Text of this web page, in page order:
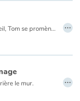
Dans son pays grillé par le soleil, Tom se promène au bord de la rivière, lorsqu’il découvre un œuf à ses pieds. À quel animal peut-il appartenir ? Tom se met à la recherche de la maman de cet œuf perdu, cela ne sera pas sans mésaventures. S’ensuit une longue promenade à la découverte des animaux qui habitent le billabong. …
le mur.
…